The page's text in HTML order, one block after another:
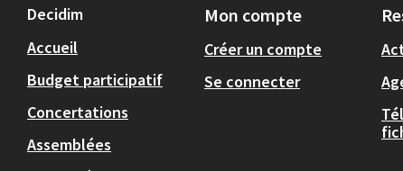
Decidim
Accueil
Budget participatif
Concertations
Assemblées
Mon compte
Créer un compte
Se connecter